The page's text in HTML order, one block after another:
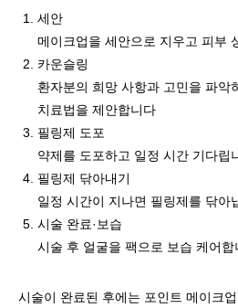
세안
메이크업을 세안으로 지우고 피부
카운슬링
환자분의 희망 사항과 고민을 파악
치료법을 제안합니다
필링제 도포
약제를 도포하고 일정 시간 기다립
필링제 닦아내기
일정 시간이 지나면 필링제를 닦아
시술 완료·보습
시술 후 얼굴을 팩으로 보습 케어합
시술이 완료된 후에는 포인트 메이크